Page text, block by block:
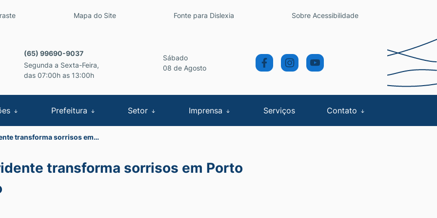
de acessibilidade
Mapa do Site Fonte para Dislexia Sobre Acessibilidade
(65) 99690-9037
Segunda a Sexta-Feira,
das 07:00h as 13:00h
Sábado
08 de Agosto
Prefeitura Setor Imprensa Serviços Contato
transforma sorrisos em…
transforma sorrisos em Porto